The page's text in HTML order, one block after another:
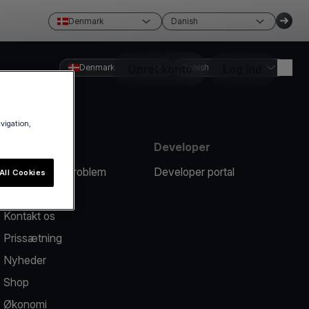
Denmark Danish
Opret konto
Denmark Danish
Rapportér et problem
Kontakt os
Prissætning
Nyheder
Shop
Økonomi
Developer
Developer portal
Cookies